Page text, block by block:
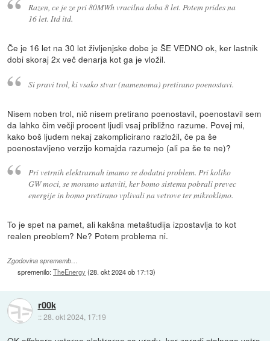
Razen, ce je ze pri 80MWh vracilna doba 8 let. Potem prides na
16 let. Itd itd.
Če je 16 let na 30 let življenjske dobe je ŠE VEDNO ok, ker lastnik
dobi skoraj 2x več denarja kot ga je vložil.
Si pravi trol, ki vsako stvar (namenoma) pretirano poenostavi.
Nisem noben trol, nič nisem pretirano poenostavil, poenostavil sem
da lahko čim večji procent ljudi vsaj približno razume. Povej mi,
kako boš ljudem nekaj zakomplicirano razložil, če pa še
poenostavljeno verzijo komajda razumejo (ali pa še te ne)?
Pri vetrnih elektrarnah imamo se dodatni problem. Pri koliko
GW moci, se moramo ustaviti, ker bomo sistemu pobrali prevec
energije in bomo pretirano vplivali na vetrove ter mikroklimo.
To je spet na pamet, ali kakšna metaštudija izpostavlja to kot
realen preoblem? Ne? Potem problema ni.
Zgodovina sprememb…
spremenilo:TheEnergy (28. okt 2024 ob 17:13)
r00k
::28. okt 2024, 17:19